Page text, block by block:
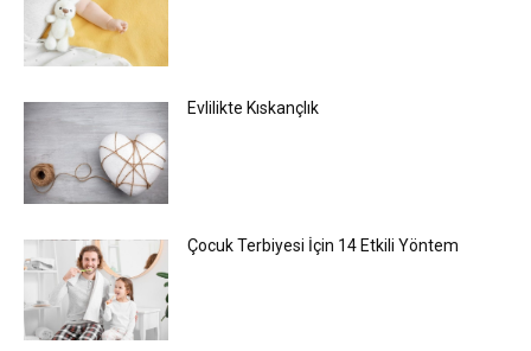
Evlilikte Kıskançlık
Çocuk Terbiyesi İçin 14 Etkili Yöntem